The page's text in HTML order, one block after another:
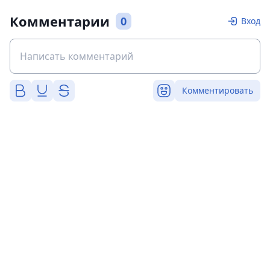
Комментарии 0 Вход
Комментировать